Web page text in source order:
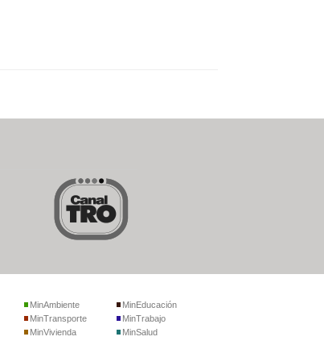
MinAmbiente
MinTransporte
MinVivienda
MinEducación
MinTrabajo
MinSalud